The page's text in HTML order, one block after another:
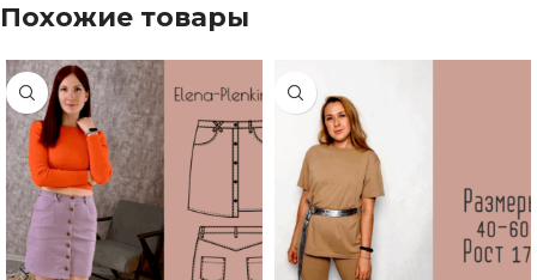
Похожие товары